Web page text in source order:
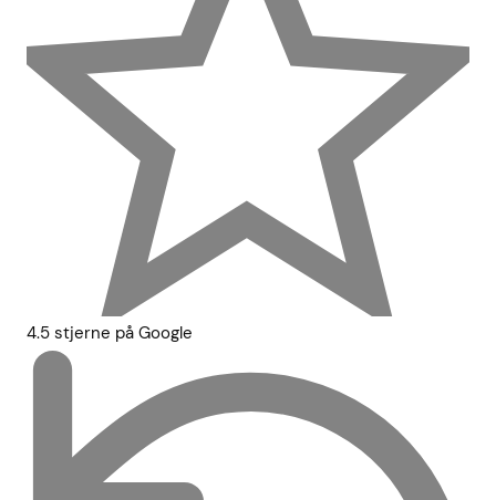
4.5 stjerne på Google